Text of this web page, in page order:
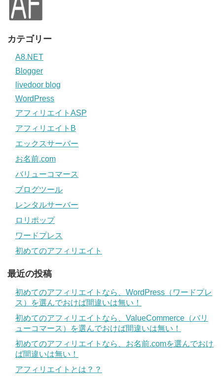
カテゴリー
A8.NET
Blogger
livedoor blog
WordPress
アフィリエイトASP
アフィリエイトB
エックスサーバー
お名前.com
バリューコマース
ブログツール
レンタルサーバー
ロリポップ
ワードプレス
初めてのアフィリエイト
最近の投稿
初めてのアフィリエイトなら、WordPress（ワードプレ
ス）を選んでおけば間違いは無い！
初めてのアフィリエイトなら、ValueCommerce（バリ
ューコマース）を選んでおけば間違いは無い！
初めてのアフィリエイトなら、お名前.comを選んでおけ
ば間違いは無い！
アフィリエイトとは？？